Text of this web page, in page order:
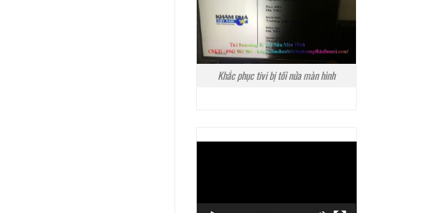
Khắc phục tivi bị tối nửa màn hình